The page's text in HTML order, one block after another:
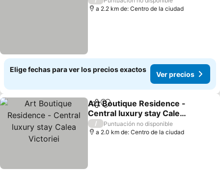
a 2.2 km de: Centro de la ciudad
Elige fechas para ver los precios exactos
Ver precios
CompartirAgregar a favoritos
Art Boutique Residence -
Central luxury stay Calea
Victoriei
Ver precios
/
Puntuación no disponible
a 2.0 km de: Centro de la ciudad